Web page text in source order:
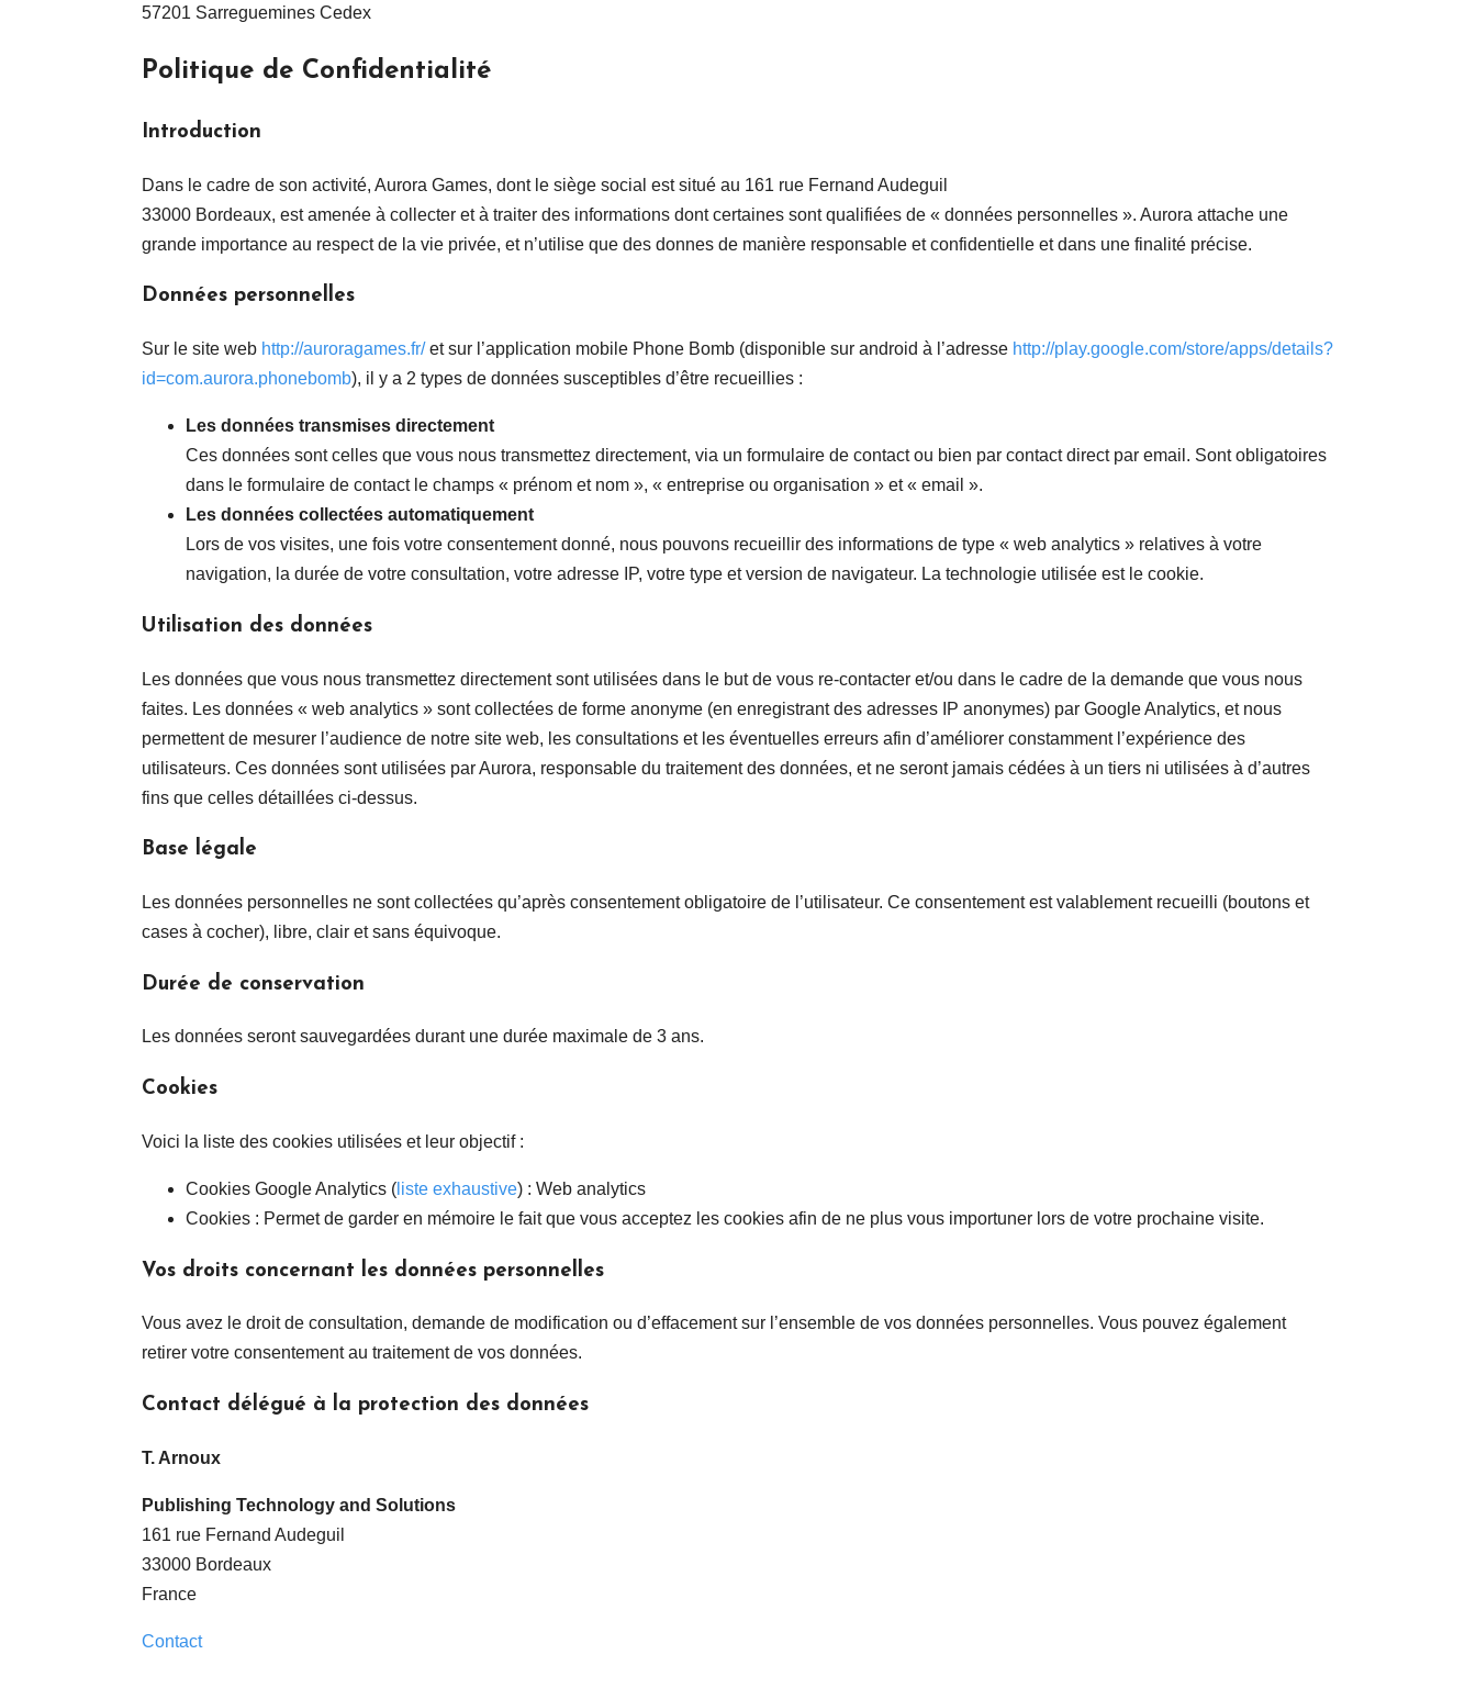
57201 Sarreguemines Cedex
Politique de Confidentialité
Introduction
Dans le cadre de son activité, Aurora Games, dont le siège social est situé au 161 rue Fernand Audeguil
33000 Bordeaux, est amenée à collecter et à traiter des informations dont certaines sont qualifiées de « données personnelles ». Aurora attache une
grande importance au respect de la vie privée, et n’utilise que des donnes de manière responsable et confidentielle et dans une finalité précise.
Données personnelles
Sur le site web http://auroragames.fr/et sur l’application mobile Phone Bomb (disponible sur android à l’adresse http://play.google.com/store/apps/details?
id=com.aurora.phonebomb), il y a 2 types de données susceptibles d’être recueillies :
Les données transmises directement
Ces données sont celles que vous nous transmettez directement, via un formulaire de contact ou bien par contact direct par email. Sont obligatoires
dans le formulaire de contact le champs « prénom et nom », « entreprise ou organisation » et « email ».
Les données collectées automatiquement
Lors de vos visites, une fois votre consentement donné, nous pouvons recueillir des informations de type « web analytics » relatives à votre
navigation, la durée de votre consultation, votre adresse IP, votre type et version de navigateur. La technologie utilisée est le cookie.
Utilisation des données
Les données que vous nous transmettez directement sont utilisées dans le but de vous re-contacter et/ou dans le cadre de la demande que vous nous
faites. Les données « web analytics » sont collectées de forme anonyme (en enregistrant des adresses IP anonymes) par Google Analytics, et nous
permettent de mesurer l’audience de notre site web, les consultations et les éventuelles erreurs afin d’améliorer constamment l’expérience des
utilisateurs. Ces données sont utilisées par Aurora, responsable du traitement des données, et ne seront jamais cédées à un tiers ni utilisées à d’autres
fins que celles détaillées ci-dessus.
Base légale
Les données personnelles ne sont collectées qu’après consentement obligatoire de l’utilisateur. Ce consentement est valablement recueilli (boutons et
cases à cocher), libre, clair et sans équivoque.
Durée de conservation
Les données seront sauvegardées durant une durée maximale de 3 ans.
Cookies
Voici la liste des cookies utilisées et leur objectif :
Cookies Google Analytics ( liste exhaustive) : Web analytics
Cookies : Permet de garder en mémoire le fait que vous acceptez les cookies afin de ne plus vous importuner lors de votre prochaine visite.
Vos droits concernant les données personnelles
Vous avez le droit de consultation, demande de modification ou d’effacement sur l’ensemble de vos données personnelles. Vous pouvez également
retirer votre consentement au traitement de vos données.
Contact délégué à la protection des données
T. Arnoux
Publishing Technology and Solutions
161 rue Fernand Audeguil
33000 Bordeaux
France
Contact